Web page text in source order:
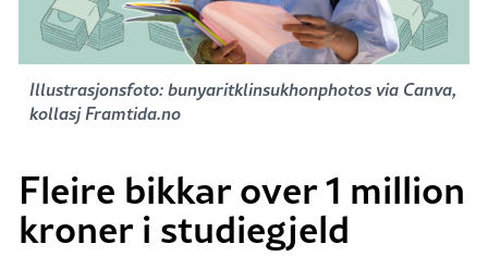
Illustrasjonsfoto: bunyaritklinsukhonphotos via Canva,
kollasj Framtida.no
Fleire bikkar over 1 million
kroner i studiegjeld